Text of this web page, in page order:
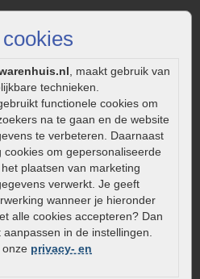
, maakt gebruik van
technieken.
functionele cookies om
na te gaan en de website
te verbeteren. Daarnaast
om gepersonaliseerde
plaatsen van marketing
verwerkt. Je geeft
wanneer je hieronder
alle cookies accepteren? Dan
in de instellingen.
privacy- en